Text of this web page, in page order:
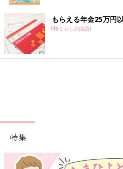
もらえる年金25万円
PR(くらしの話題)
特集